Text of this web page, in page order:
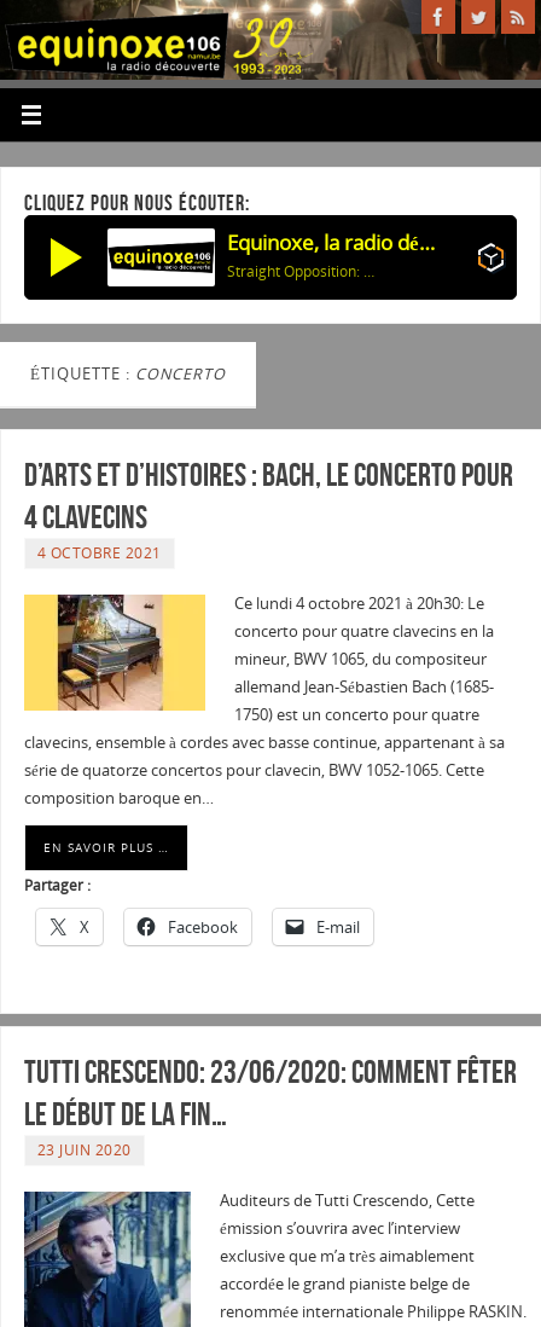
CLIQUEZ POUR NOUS ÉCOUTER:
Equinoxe, la radio découverte
Straight Opposition: Persona
ÉTIQUETTE : CONCERTO
D’arts et d’histoires : Bach, le concerto pour
4 clavecins
4 OCTOBRE 2021
Ce lundi 4 octobre 2021 à 20h30: Le
concerto pour quatre clavecins en la
mineur, BWV 1065, du compositeur
allemand Jean-Sébastien Bach (1685-
1750) est un concerto pour quatre
clavecins, ensemble à cordes avec basse continue, appartenant à sa
série de quatorze concertos pour clavecin, BWV 1052-1065. Cette
composition baroque en…
EN SAVOIR PLUS …
Partager :
X Facebook E-mail
Tutti Crescendo: 23/06/2020: Comment fêter
le début de la fin…
23 JUIN 2020
Auditeurs de Tutti Crescendo, Cette
émission s’ouvrira avec l’interview
exclusive que m’a très aimablement
accordée le grand pianiste belge de
renommée internationale Philippe RASKIN.